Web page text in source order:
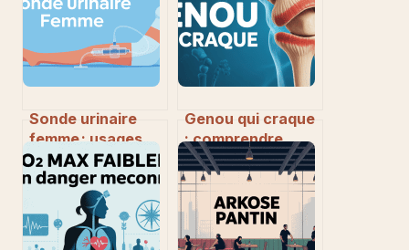
Sonde urinaire
femme : usages,
choix et conseils
pour une
utilisation sereine
Genou qui craque
: comprendre,
prévenir et réagir
efficacement